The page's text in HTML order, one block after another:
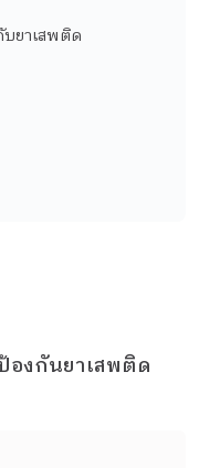
บยาเสพติด
องกันยาเสพติด